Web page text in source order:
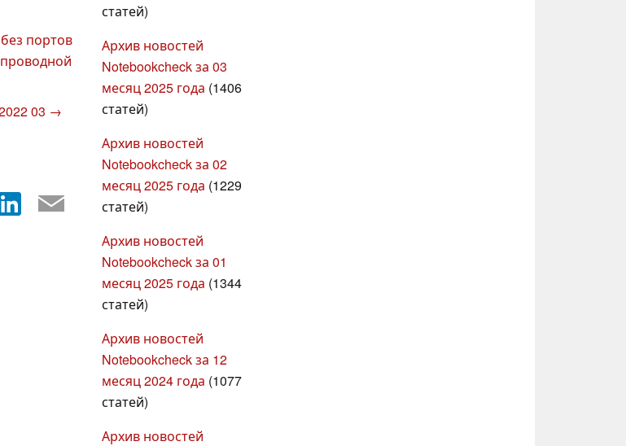
портов
03 →
статей)
Архив новостей
Notebookcheck за 03
месяц 2025 года (1406
статей)
Архив новостей
Notebookcheck за 02
месяц 2025 года (1229
статей)
Архив новостей
Notebookcheck за 01
месяц 2025 года (1344
статей)
Архив новостей
Notebookcheck за 12
месяц 2024 года (1077
статей)
Архив новостей